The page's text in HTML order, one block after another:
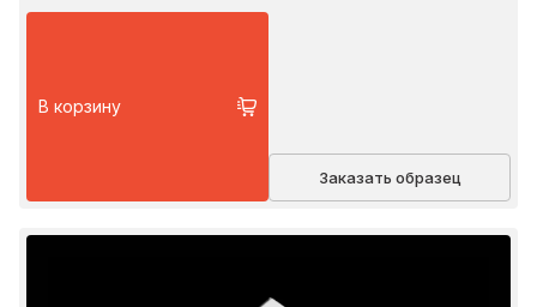
В корзину
Заказать образец